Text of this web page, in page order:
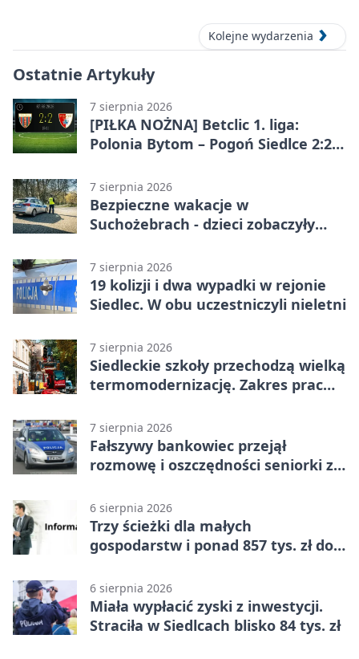
Kolejne wydarzenia
Ostatnie Artykuły
7 sierpnia 2026
[PIŁKA NOŻNA] Betclic 1. liga:
Polonia Bytom – Pogoń Siedlce 2:2.
emocjonującej końcówce
7 sierpnia 2026
Bezpieczne wakacje w
Suchożebrach - dzieci zobaczyły
7 sierpnia 2026
19 kolizji i dwa wypadki w rejonie
Siedlec. W obu uczestniczyli nieletni
7 sierpnia 2026
Siedleckie szkoły przechodzą wielką
termomodernizację. Zakres prac
7 sierpnia 2026
Fałszywy bankowiec przejął
rozmowę i oszczędności seniorki z
6 sierpnia 2026
Trzy ścieżki dla małych
gospodarstw i ponad 857 tys. zł do
6 sierpnia 2026
Miała wypłacić zyski z inwestycji.
Straciła w Siedlcach blisko 84 tys. zł